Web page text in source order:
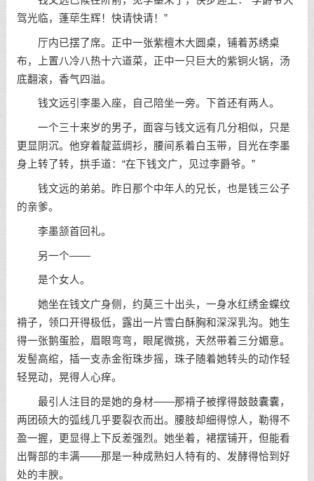
驾光临，蓬荜生辉！快请快请！”
厅内已摆了席。正中一张紫檀木大圆桌，铺着苏绣桌
布，上置八冷八热十六道菜，正中一只巨大的紫铜火锅，汤
底翻滚，香气四溢。
钱文远引李墨入座，自己陪坐一旁。下首还有两人。
一个三十来岁的男子，面容与钱文远有几分相似，只是
更显阴沉。他穿着靛蓝绸衫，腰间系着白玉带，目光在李墨
身上转了转，拱手道：“在下钱文广，见过李爵爷。”
钱文远的弟弟。昨日那个中年人的兄长，也是钱三公子
的亲爹。
李墨颔首回礼。
另一个——
是个女人。
她坐在钱文广身侧，约莫三十出头，一身水红绣金蝶纹
褙子，领口开得极低，露出一片雪白酥胸和深深乳沟。她生
得一张鹅蛋脸，眉眼弯弯，眼尾微挑，天然带着三分媚意。
发髻高绾，插一支赤金衔珠步摇，珠子随着她转头的动作轻
轻晃动，晃得人心痒。
最引人注目的是她的身材——那褙子被撑得鼓鼓囊囊，
两团硕大的弧线几乎要裂衣而出。腰肢却细得惊人，勒得不
盈一握，更显得上下反差强烈。她坐着，裙摆铺开，但能看
出臀部的丰满——那是一种成熟妇人特有的、发酵得恰到好
处的丰腴。